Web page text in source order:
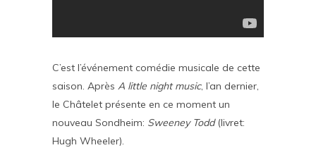
C’est l’événement comédie musicale de cette
saison. Après A little night music, l’an dernier,
le Châtelet présente en ce moment un
nouveau Sondheim: Sweeney Todd(livret:
Hugh Wheeler).